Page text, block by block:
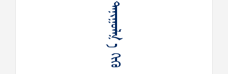
ᠲᠠᠨᠢᠭᠤᠯᠬ᠋ ᠠ ᠬᠢᠬᠦ